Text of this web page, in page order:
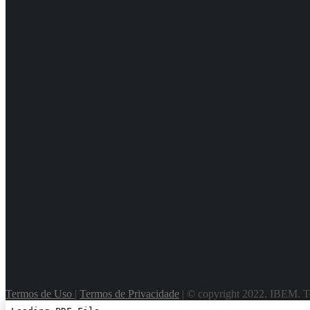
Termos de Uso | Termos de Privacidade | © copyright 2022. IBEM.